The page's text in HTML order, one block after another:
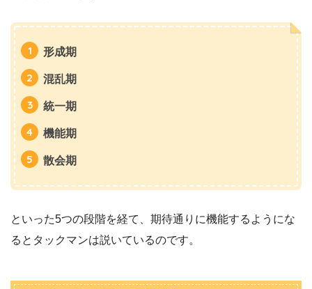
形成期
混乱期
統一期
機能期
散会期
といった5つの段階を経て、期待通りに機能するようにな
るとタックマンは説いているのです。